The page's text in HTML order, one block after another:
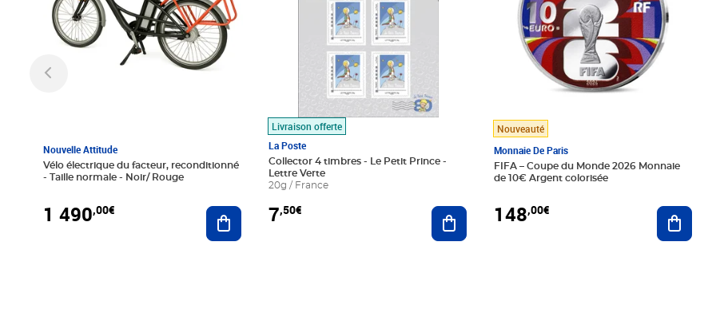
Nouvelle Attitude
Vélo électrique du facteur, reconditionné
- Taille normale - Noir/ Rouge
1 490,00€ Ajouter au panier
Livraison offerte
La Poste
Collector 4 timbres - Le Petit Prince -
Lettre Verte
20g / France
7,50€ Ajouter au panier
Nouveauté
Monnaie De Paris
FIFA – Coupe du Monde 2026 Monnaie
de 10€ Argent colorisée
148,00€